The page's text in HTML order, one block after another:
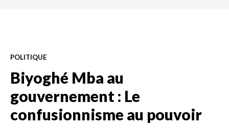
POLITIQUE
Biyoghé Mba au
gouvernement : Le
confusionnisme au pouvoir